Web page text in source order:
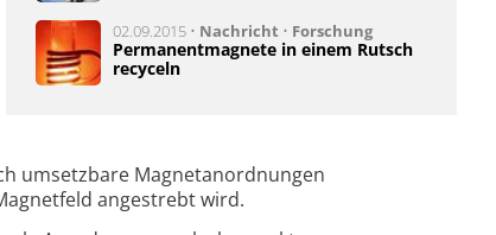
02.09.2015 • Nachricht • Forschung
Permanentmagnete in einem Rutsch
recyceln
umsetzbare Magnetanordnungen
angestrebt wird.